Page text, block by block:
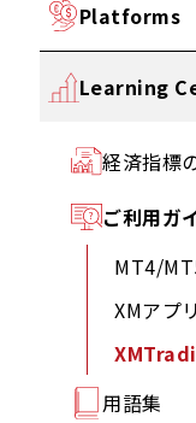
Platforms
Learning
経済指標
ご利用ガ
MT4/
XMアプ
用語集